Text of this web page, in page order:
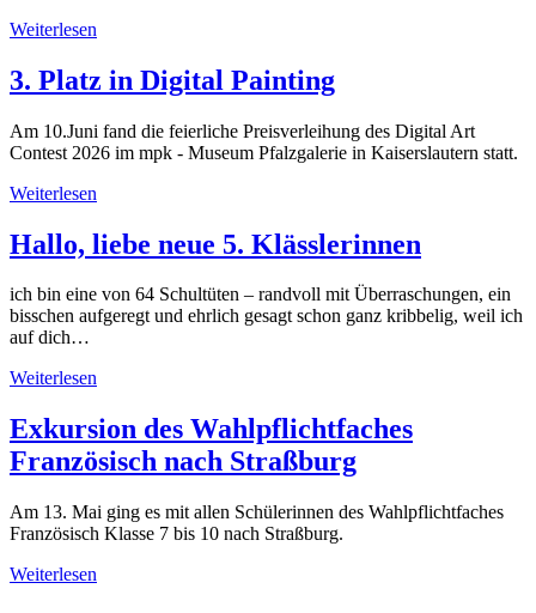
Weiterlesen
3. Platz in Digital Painting
Am 10.Juni fand die feierliche Preisverleihung des Digital Art
Contest 2026 im mpk - Museum Pfalzgalerie in Kaiserslautern statt.
Weiterlesen
Hallo, liebe neue 5. Klässlerinnen
ich bin eine von 64 Schultüten – randvoll mit Überraschungen, ein
bisschen aufgeregt und ehrlich gesagt schon ganz kribbelig, weil ich
auf dich…
Weiterlesen
Exkursion des Wahlpflichtfaches
Französisch nach Straßburg
Am 13. Mai ging es mit allen Schülerinnen des Wahlpflichtfaches
Französisch Klasse 7 bis 10 nach Straßburg.
Weiterlesen